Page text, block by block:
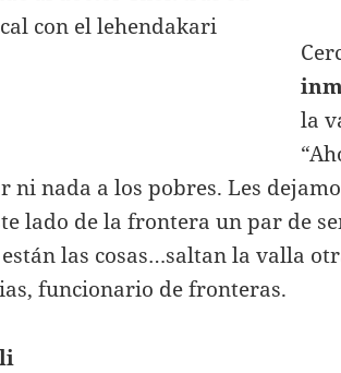
la
ni nada a los pobres. Les
lado de la frontera un par de
las cosas…saltan la valla
funcionario de fronteras.